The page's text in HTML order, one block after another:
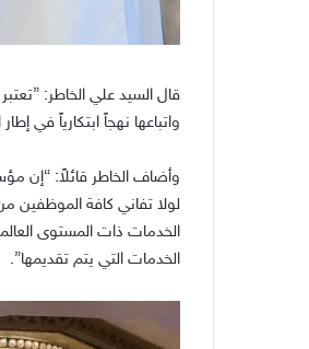
قال السيد علي الخاطر: ”
واتباعها نهجاً ابتكارياً في
وأضاف الخاطر قائلاً: “إن
لولا تفاني كافة الموظفين
الخدمات ذات المستوى
الخدمات التي يتم تقديمها”.